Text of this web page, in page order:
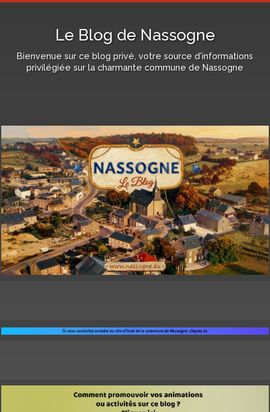
Le Blog de Nassogne
Bienvenue sur ce blog privé, votre source d'informations
privilégiée sur la charmante commune de Nassogne